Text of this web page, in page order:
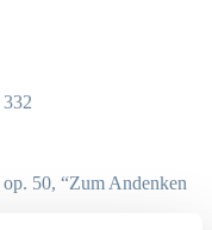
50, “Zum Andenken